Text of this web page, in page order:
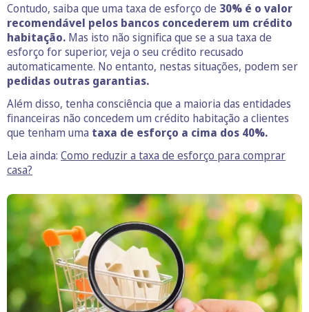
Contudo, saiba que uma taxa de esforço de 30% é o valor
recomendável pelos bancos concederem um crédito
habitação. Mas isto não significa que se a sua taxa de
esforço for superior, veja o seu crédito recusado
automaticamente. No entanto, nestas situações, podem ser
pedidas outras garantias.
Além disso, tenha consciência que a maioria das entidades
financeiras não concedem um crédito habitação a clientes
que tenham uma taxa de esforço a cima dos 40%.
Leia ainda: Como reduzir a taxa de esforço para comprar
casa?